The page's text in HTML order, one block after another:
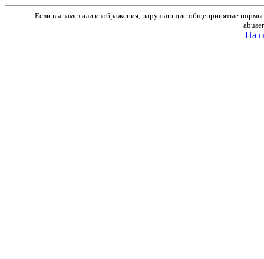
Если вы заметили изображения, нарушающие общепринятые нормы
На